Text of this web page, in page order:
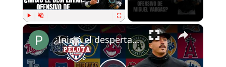
Play Unmute Fullscreen
¿Inició el despertar ofensivo de Miguel Vargas?